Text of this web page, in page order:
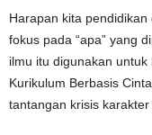
Harapan kita
fokus pada “apa” yang
ilmu itu digunakan
Kurikulum Berbasis
tantangan krisis